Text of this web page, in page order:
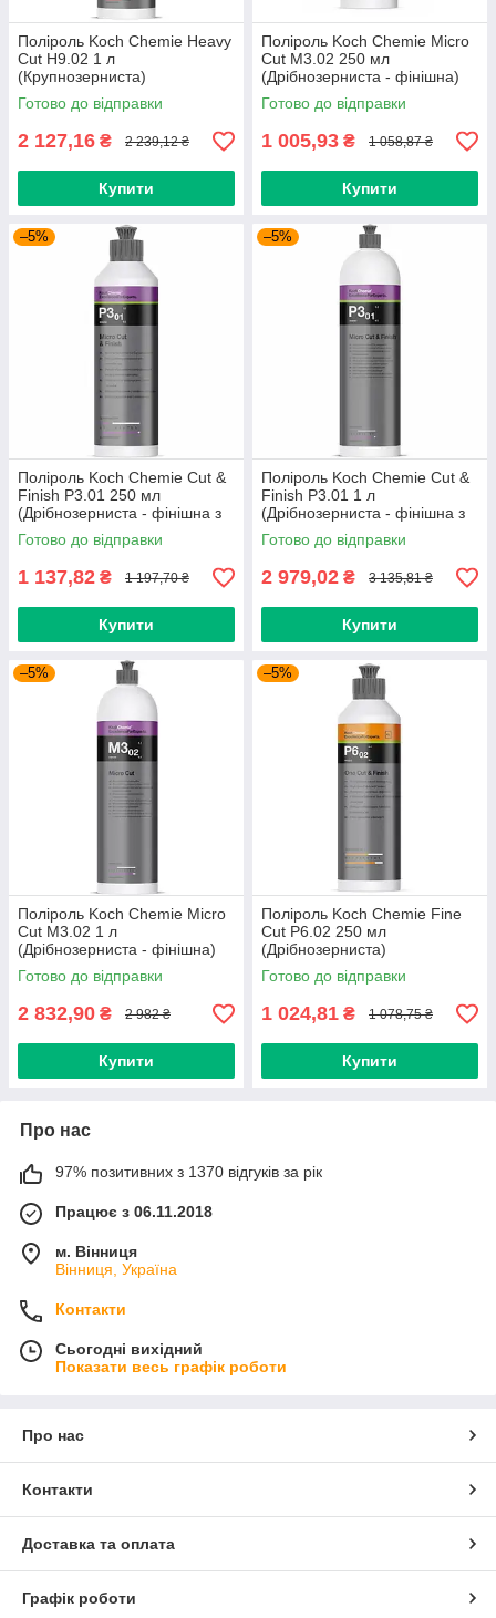
Поліроль Koch Chemie Heavy
Cut H9.02 1 л
(Крупнозерниста)
Готово до відправки
2 127,16 ₴ 2 239,12 ₴
Купити
Поліроль Koch Chemie Micro
Cut M3.02 250 мл
(Дрібнозерниста - фінішна)
Готово до відправки
1 005,93 ₴ 1 058,87 ₴
Купити
–5%
Поліроль Koch Chemie Cut &
Finish P3.01 250 мл
(Дрібнозерниста - фінішна з
воском карнауби)
Готово до відправки
1 137,82 ₴ 1 197,70 ₴
Купити
–5%
Поліроль Koch Chemie Cut &
Finish P3.01 1 л
(Дрібнозерниста - фінішна з
воском карнауби)
Готово до відправки
2 979,02 ₴ 3 135,81 ₴
Купити
–5%
Поліроль Koch Chemie Micro
Cut M3.02 1 л
(Дрібнозерниста - фінішна)
Готово до відправки
2 832,90 ₴ 2 982 ₴
Купити
–5%
Поліроль Koch Chemie Fine
Cut P6.02 250 мл
(Дрібнозерниста)
Готово до відправки
1 024,81 ₴ 1 078,75 ₴
Купити
Про нас
97% позитивних з 1370 відгуків за рік
Працює з 06.11.2018
м. Вінниця
Вінниця, Україна
Контакти
Сьогодні вихідний
Показати весь графік роботи
Про нас
Контакти
Доставка та оплата
Графік роботи